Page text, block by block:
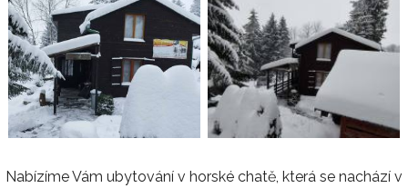
Nabízíme Vám ubytování v horské chatě, která se nachází v